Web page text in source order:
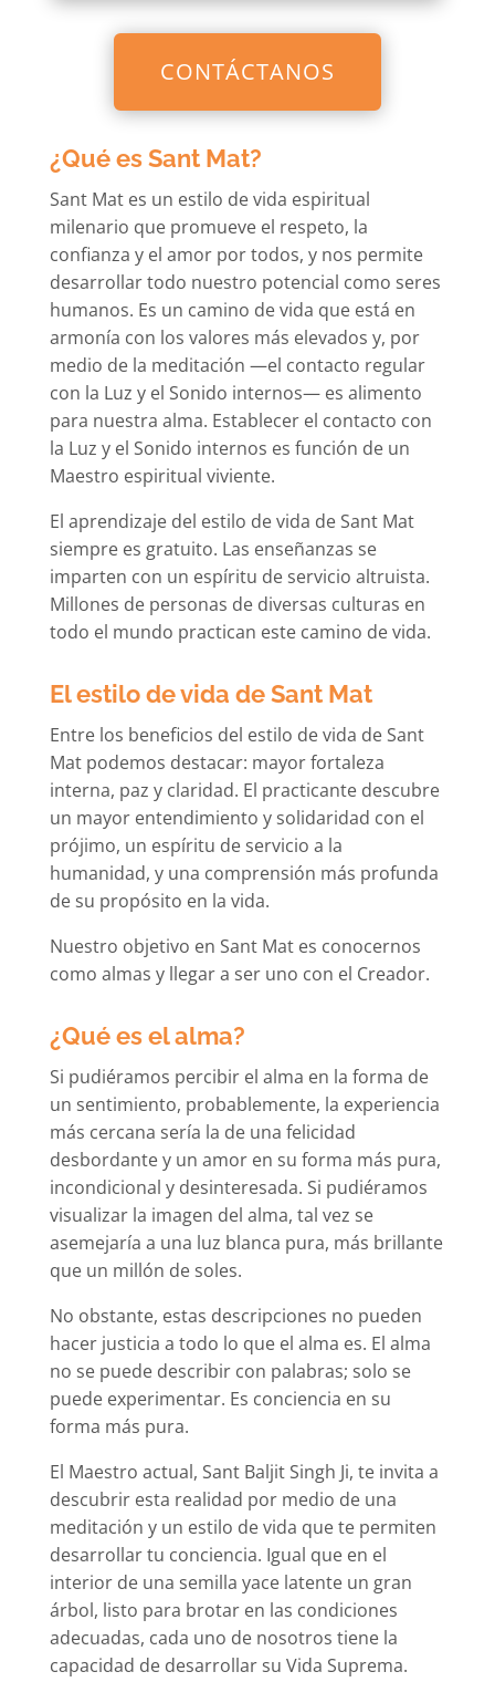
CONTÁCTANOS
¿Qué es Sant Mat?
Sant Mat es un estilo de vida espiritual
milenario que promueve el respeto, la
confianza y el amor por todos, y nos permite
desarrollar todo nuestro potencial como seres
humanos. Es un camino de vida que está en
armonía con los valores más elevados y, por
medio de la meditación —el contacto regular
con la Luz y el Sonido internos— es alimento
para nuestra alma. Establecer el contacto con
la Luz y el Sonido internos es función de un
Maestro espiritual viviente.
El aprendizaje del estilo de vida de Sant Mat
siempre es gratuito. Las enseñanzas se
imparten con un espíritu de servicio altruista.
Millones de personas de diversas culturas en
todo el mundo practican este camino de vida.
El estilo de vida de Sant Mat
Entre los beneficios del estilo de vida de Sant
Mat podemos destacar: mayor fortaleza
interna, paz y claridad. El practicante descubre
un mayor entendimiento y solidaridad con el
prójimo, un espíritu de servicio a la
humanidad, y una comprensión más profunda
de su propósito en la vida.
Nuestro objetivo en Sant Mat es conocernos
como almas y llegar a ser uno con el Creador.
¿Qué es el alma?
Si pudiéramos percibir el alma en la forma de
un sentimiento, probablemente, la experiencia
más cercana sería la de una felicidad
desbordante y un amor en su forma más pura,
incondicional y desinteresada. Si pudiéramos
visualizar la imagen del alma, tal vez se
asemejaría a una luz blanca pura, más brillante
que un millón de soles.
No obstante, estas descripciones no pueden
hacer justicia a todo lo que el alma es. El alma
no se puede describir con palabras; solo se
puede experimentar. Es conciencia en su
forma más pura.
El Maestro actual, Sant Baljit Singh Ji, te invita a
descubrir esta realidad por medio de una
meditación y un estilo de vida que te permiten
desarrollar tu conciencia. Igual que en el
interior de una semilla yace latente un gran
árbol, listo para brotar en las condiciones
adecuadas, cada uno de nosotros tiene la
capacidad de desarrollar su Vida Suprema.